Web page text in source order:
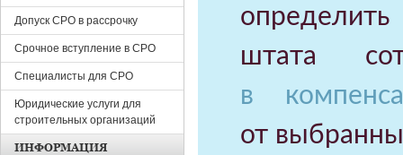
штата
в
от
Допуск СРО в рассрочку
Срочное вступление в СРО
Специалисты для СРО
Юридические услуги для
строительных организаций
ИНФОРМАЦИЯ